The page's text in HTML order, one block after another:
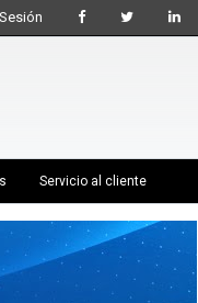
Servicio al cliente